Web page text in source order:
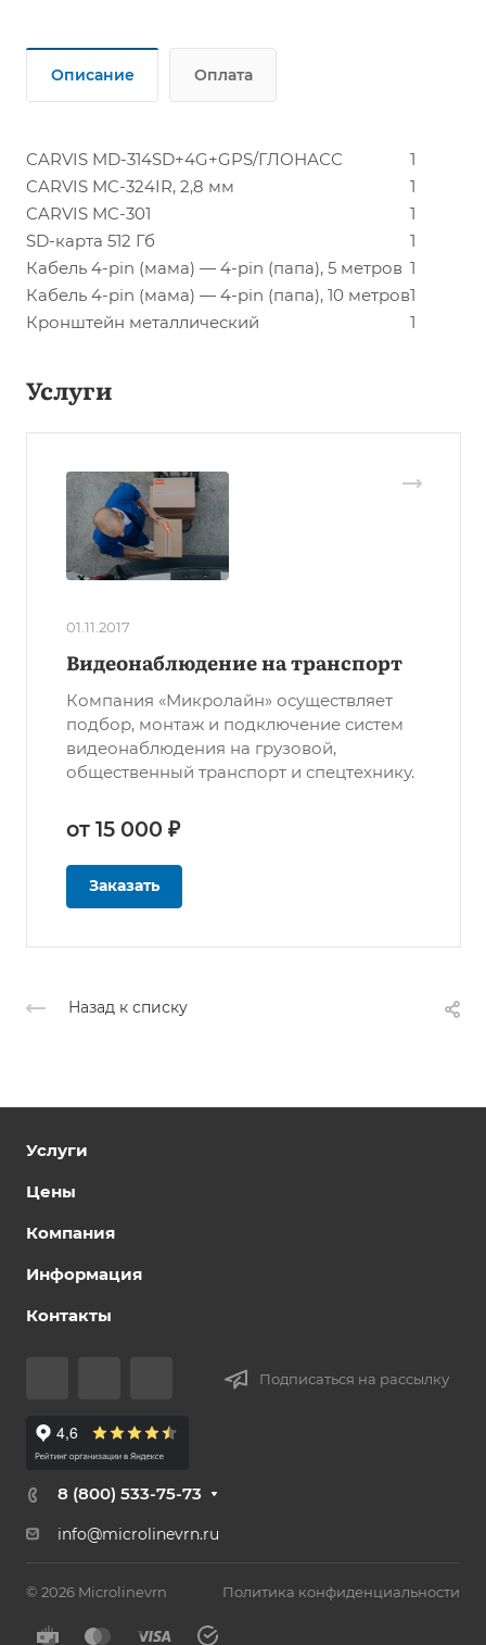
Описание Оплата
CARVIS MD-314SD+4G+GPS/ГЛОНАСС
1
CARVIS MC-324IR, 2,8 мм
1
CARVIS MC-301
1
SD-карта 512 Гб
1
Кабель 4-pin (мама) — 4-pin (папа), 5 метров 1
Кабель 4-pin (мама) — 4-pin (папа), 10 метров1
Кронштейн металлический
1
Услуги
01.11.2017
Видеонаблюдение на транспорт
Компания «Микролайн» осуществляет
подбор, монтаж и подключение систем
видеонаблюдения на грузовой,
общественный транспорт и спецтехнику.
от 15 000 ₽
Заказать
Назад к списку
Услуги
Цены
Компания
Информация
Контакты
Подписаться на рассылку
8 (800) 533-75-73
info@microlinevrn.ru
© 2026 Microlinevrn Политика конфиденциальности